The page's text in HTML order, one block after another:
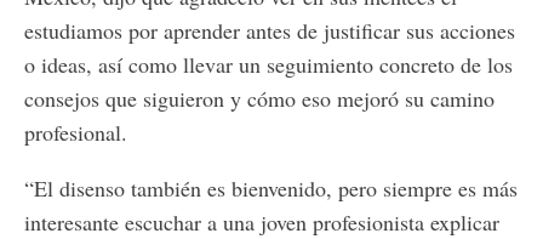
estudiamos por aprender antes de justificar sus acciones
o ideas, así como llevar un seguimiento concreto de los
consejos que siguieron y cómo eso mejoró su camino
profesional.
“El disenso también es bienvenido, pero siempre es más
interesante escuchar a una joven profesionista explicar